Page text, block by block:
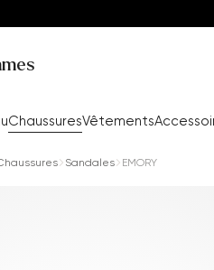
ChaussuresVêtements
Sandales EMORY